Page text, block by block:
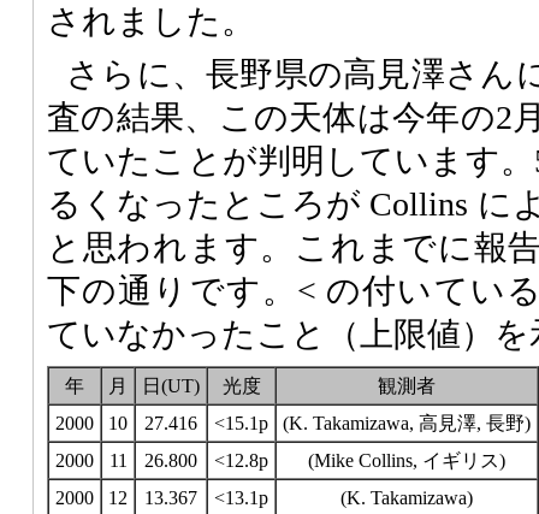
されました。
さらに、長野県の高見澤さん
査の結果、この天体は今年の2
ていたことが判明しています
るくなったところが Collins に
と思われます。これまでに報
下の通りです。< の付いてい
ていなかったこと（上限値）
年 月 日(UT) 光度
観測者
2000
10 27.416 <15.1p
(K. Takamizawa, 高見澤, 長野)
2000
11 26.800 <12.8p
(Mike Collins, イギリス)
2000
12 13.367 <13.1p
(K. Takamizawa)